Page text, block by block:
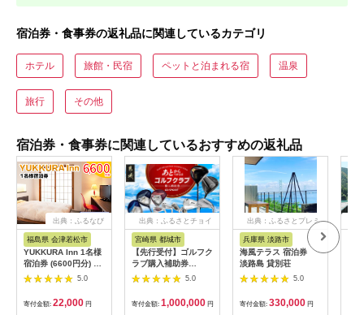
宿泊券・食事券の返礼品に関連しているカテゴリ
ホテル 旅館・民宿 ペットと泊まれる宿 温泉
旅行 その他
宿泊券・食事券に関連しているおすすめの返礼品
出典：ふるなび
福島県 会津若松市
YUKKURA Inn 1名様
宿泊券 (6600円分) ワ
ーケーションお試しプ
ラン｜東北 福島県 会
津若松市 東山温泉 旅
行 クーポン 利用券
5.0
寄付金額: 22,000 円
出典：ふるさとチョイ
宮崎県 都城市
【先行受付】ゴルフク
ラブ購入補助券
300,000円_GI-
C701_(都城市) ゴルフ
ゴルフクラブ ダンロ
ップ ゼクシオ スリク
5.0
寄付金額: 1,000,000 円
出典：ふるさとプレミ
アム
兵庫県 淡路市
海風テラス 宿泊券
淡路島 貸別荘
5.0
寄付金額: 330,000 円